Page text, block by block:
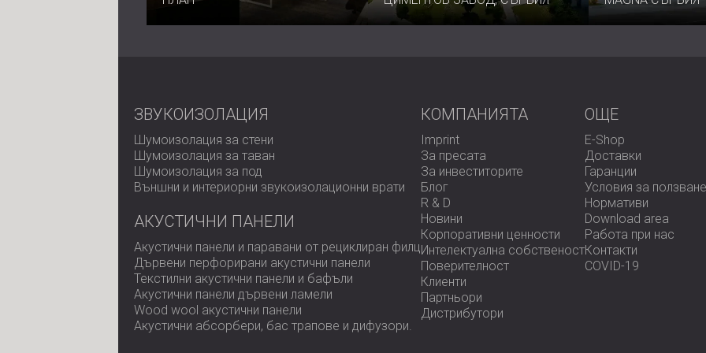
Звукопоглъщане от
насладете на прецизно проектиран
ЗВУКОИЗОЛАЦИЯ
Шумоизолация за стени
Шумоизолация за таван
Шумоизолация за под
Външни и интериорни звукоизолационни врати
АКУСТИЧНИ ПАНЕЛИ
Акустични панели и паравани от рециклиран филц
Дървени перфорирани акустични панели
Текстилни акустични панели и бафъли
Акустични панели дървени ламели
Wood wool акустични панели
Акустични абсорбери, бас трапове и дифузoри.
КОМПАНИЯТА
Imprint
За пресата
За инвеститорите
Блог
R & D
Новини
Корпоративни ценности
Интелектуална собственост
Поверителност
Клиенти
Партньори
Дистрибутори
OЩЕ
E-Shop
Доставки
Гаранции
Условия за ползване
Нормативи
Download area
Работа при нас
Контакти
COVID-19